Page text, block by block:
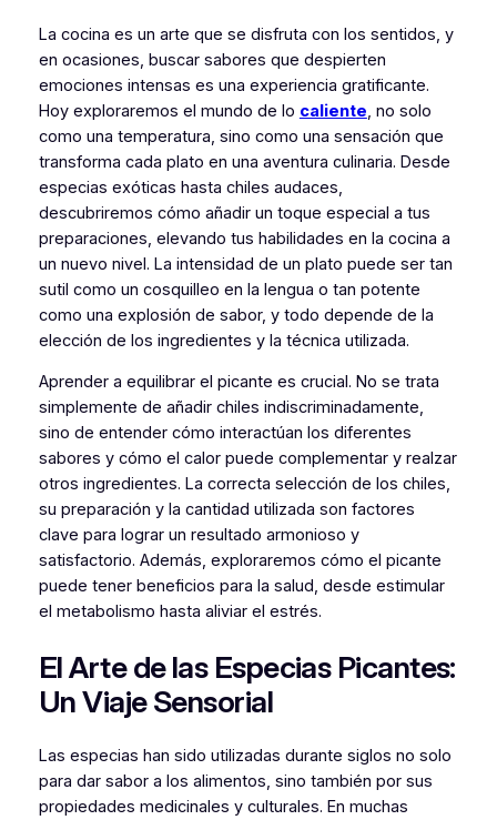
La cocina es un arte que se disfruta con los sentidos, y
en ocasiones, buscar sabores que despierten
emociones intensas es una experiencia gratificante.
Hoy exploraremos el mundo de lo caliente, no solo
como una temperatura, sino como una sensación que
transforma cada plato en una aventura culinaria. Desde
especias exóticas hasta chiles audaces,
descubriremos cómo añadir un toque especial a tus
preparaciones, elevando tus habilidades en la cocina a
un nuevo nivel. La intensidad de un plato puede ser tan
sutil como un cosquilleo en la lengua o tan potente
como una explosión de sabor, y todo depende de la
elección de los ingredientes y la técnica utilizada.
Aprender a equilibrar el picante es crucial. No se trata
simplemente de añadir chiles indiscriminadamente,
sino de entender cómo interactúan los diferentes
sabores y cómo el calor puede complementar y realzar
otros ingredientes. La correcta selección de los chiles,
su preparación y la cantidad utilizada son factores
clave para lograr un resultado armonioso y
satisfactorio. Además, exploraremos cómo el picante
puede tener beneficios para la salud, desde estimular
el metabolismo hasta aliviar el estrés.
El Arte de las Especias Picantes:
Un Viaje Sensorial
Las especias han sido utilizadas durante siglos no solo
para dar sabor a los alimentos, sino también por sus
propiedades medicinales y culturales. En muchas